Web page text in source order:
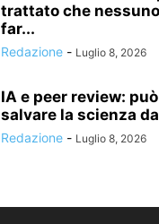
trattato che
far...
Redazione - Luglio 8, 2026
IA e peer review:
salvare la scienza
Redazione - Luglio 8, 2026